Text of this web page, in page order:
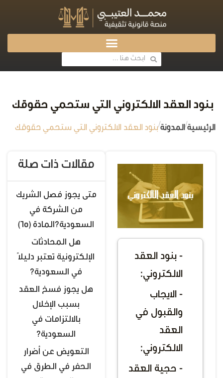
بنود العقد الالكتروني التي ستحمي حقوقك
الرئيسية/المدونة/بنود العقد الالكتروني التي ستحمي حقوقك
- بنود العقد
الالكتروني:
- الايجاب
والقبول في
العقد
الالكتروني:
- حجية العقد
مقالات ذات صلة
متى يجوز فصل الشريك
من الشركة في
السعودية؟المادة (65)
هل المحادثات
الإلكترونية تعتبر دليلًا
في السعودية؟
هل يجوز فسخ العقد
بسبب الإخلال
بالالتزامات في
السعودية؟
التعويض عن أضرار
الحفر في الطرق في